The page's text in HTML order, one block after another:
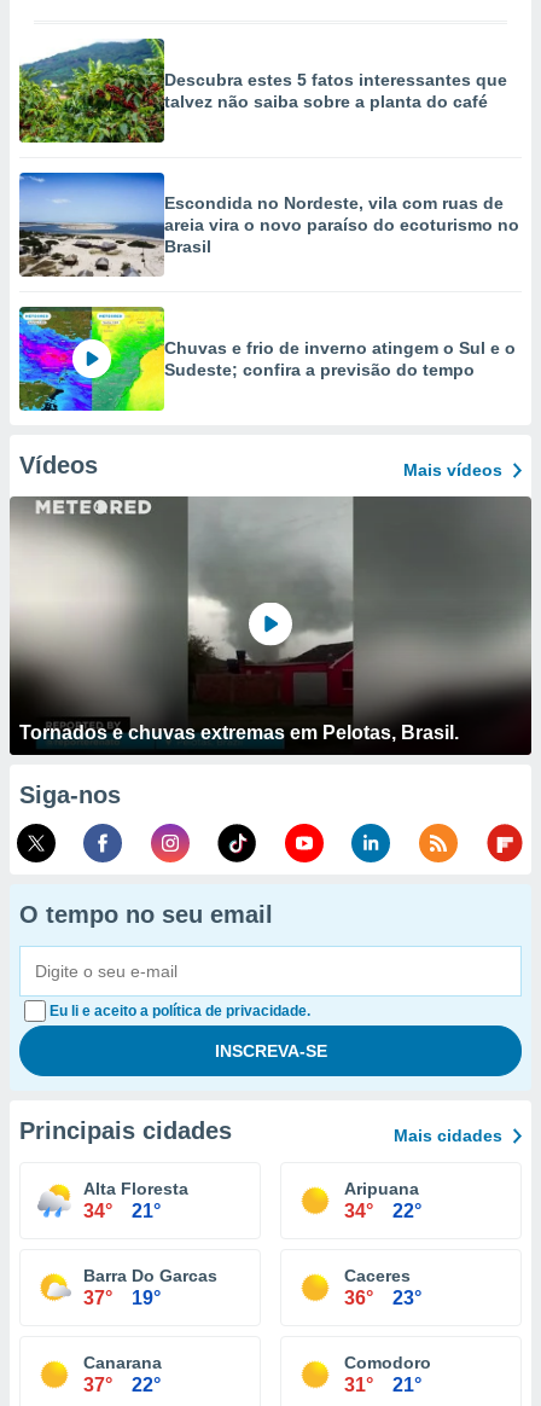
Descubra estes 5 fatos interessantes que
talvez não saiba sobre a planta do café
Escondida no Nordeste, vila com ruas de
areia vira o novo paraíso do ecoturismo no
Brasil
Chuvas e frio de inverno atingem o Sul e o
Sudeste; confira a previsão do tempo
Vídeos Mais vídeos
Tornados e chuvas extremas em Pelotas, Brasil.
Siga-nos
O tempo no seu email
Eu li e aceito a política de privacidade.
Principais cidades Mais cidades
Alta Floresta
34° 21°
Aripuana
34° 22°
Barra Do Garcas
37° 19°
Caceres
36° 23°
Canarana
37° 22°
Comodoro
31° 21°